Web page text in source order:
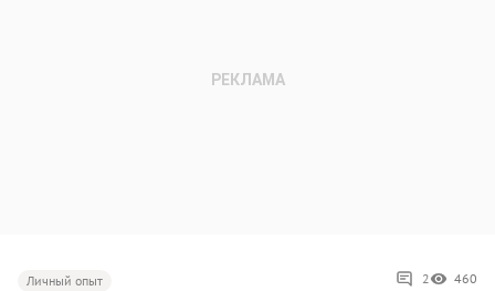
Личный опыт 2 460